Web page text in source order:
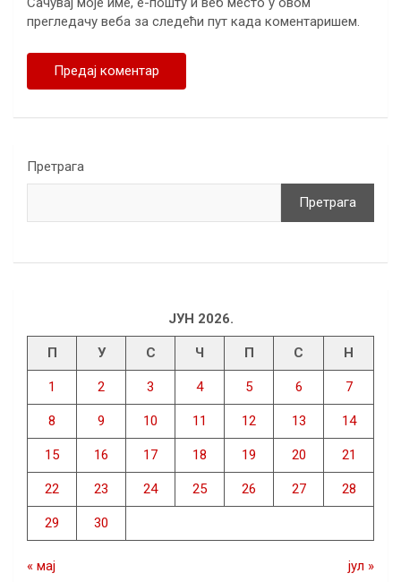
прегледачу веба за следећи пут када коментаришем.
Претрага
Претрага
ЈУН 2026.
П У С Ч П С Н
1 2 3 4 5 6 7
8 9 10 11 12 13 14
15 16 17 18 19 20 21
22 23 24 25 26 27 28
29 30
« мај јул »